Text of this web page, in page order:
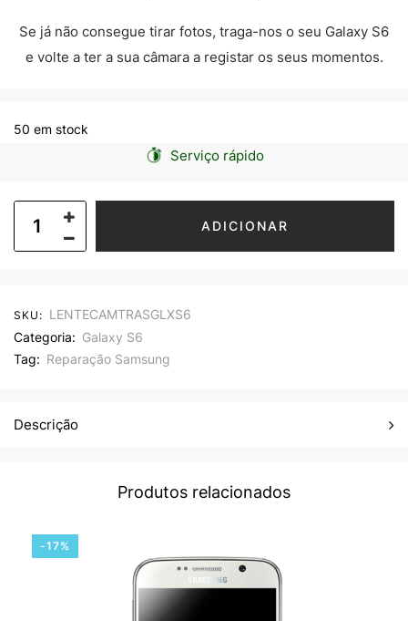
Se já não consegue tirar fotos, traga-nos o seu Galaxy S6
e volte a ter a sua câmara a registar os seus momentos.
50 em stock
Serviço rápido
ADICIONAR
SKU: LENTECAMTRASGLXS6
Categoria: Galaxy S6
Tag: Reparação Samsung
Descrição
Produtos relacionados
-17%